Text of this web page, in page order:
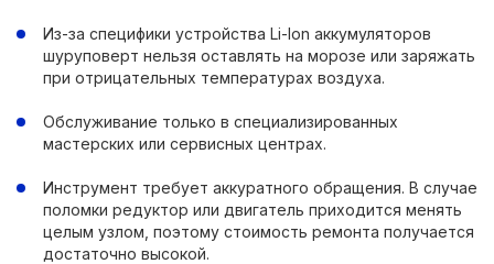
Из-за специфики устройства Li-Ion аккумуляторов
шуруповерт нельзя оставлять на морозе или заряжать
при отрицательных температурах воздуха.
Обслуживание только в специализированных
мастерских или сервисных центрах.
Инструмент требует аккуратного обращения. В случае
поломки редуктор или двигатель приходится менять
целым узлом, поэтому стоимость ремонта получается
достаточно высокой.